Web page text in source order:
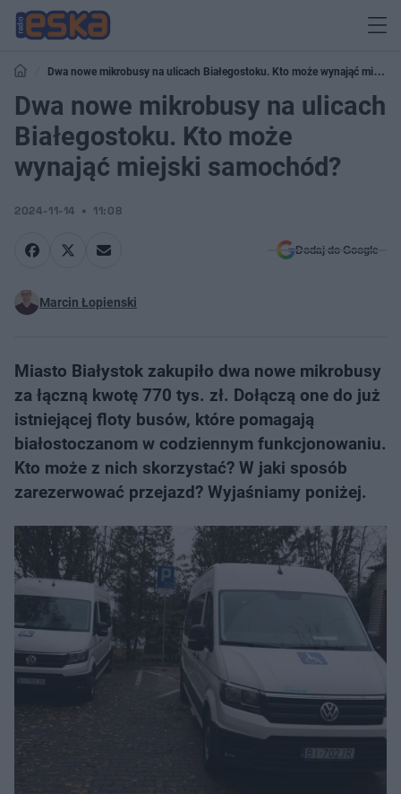
Dwa nowe mikrobusy na ulicach Białegostoku. Kto może wynająć miejski
samochód?
Dwa nowe mikrobusy na ulicach
Białegostoku. Kto może
wynająć miejski samochód?
2024-11-14 11:08
Dodaj do Google
Marcin Łopienski
Miasto Białystok zakupiło dwa nowe mikrobusy
za łączną kwotę 770 tys. zł. Dołączą one do już
istniejącej floty busów, które pomagają
białostoczanom w codziennym funkcjonowaniu.
Kto może z nich skorzystać? W jaki sposób
zarezerwować przejazd? Wyjaśniamy poniżej.